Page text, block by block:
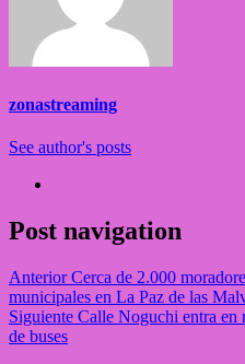
zonastreaming
See author's posts
Post navigation
AnteriorCerca de 2.000
municipales en La Paz de las
Siguiente Calle Noguchi entra en
de buses